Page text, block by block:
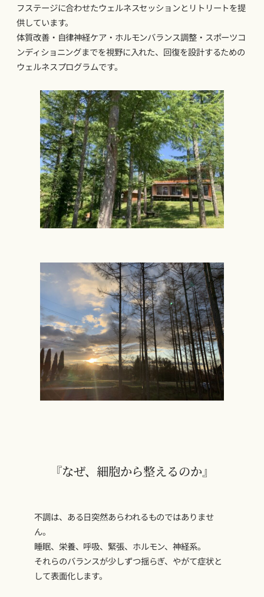
フステージに合わせたウェルネスセッションとリトリートを提
供しています。
体質改善・自律神経ケア・ホルモンバランス調整・スポーツコ
ンディショニングまでを視野に入れた、回復を設計するための
ウェルネスプログラムです。
『なぜ、細胞から整えるのか』
不調は、ある日突然あらわれるものではありませ
ん。
睡眠、栄養、呼吸、緊張、ホルモン、神経系。
それらのバランスが少しずつ揺らぎ、やがて症状と
して表面化します。